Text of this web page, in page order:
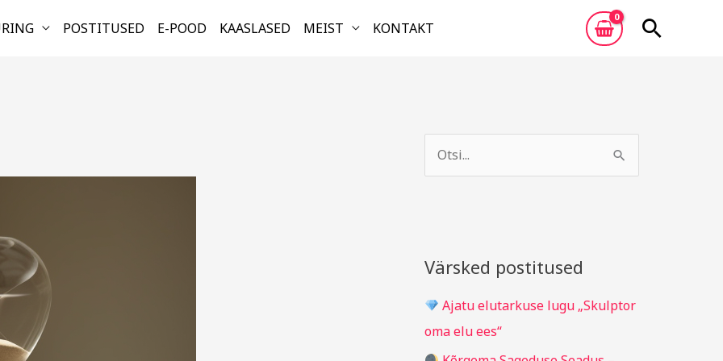
POSTITUSED E-POOD KAASLASED MEIST KONTAKT Otsi
c
f
o
Värsked postitused
Ajatu elutarkuse lugu „Skulptor
oma elu ees“
h
b
g
i
d